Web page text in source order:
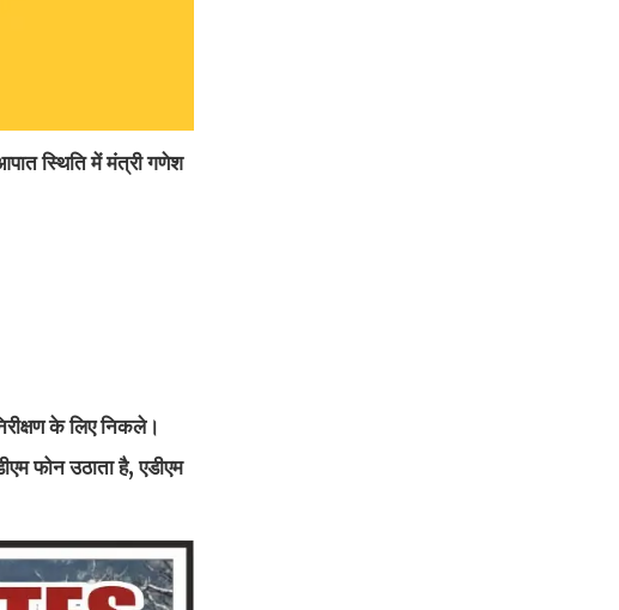
स्थिति में मंत्री गणेश
के लिए निकले।
फोन उठाता है, एडीएम